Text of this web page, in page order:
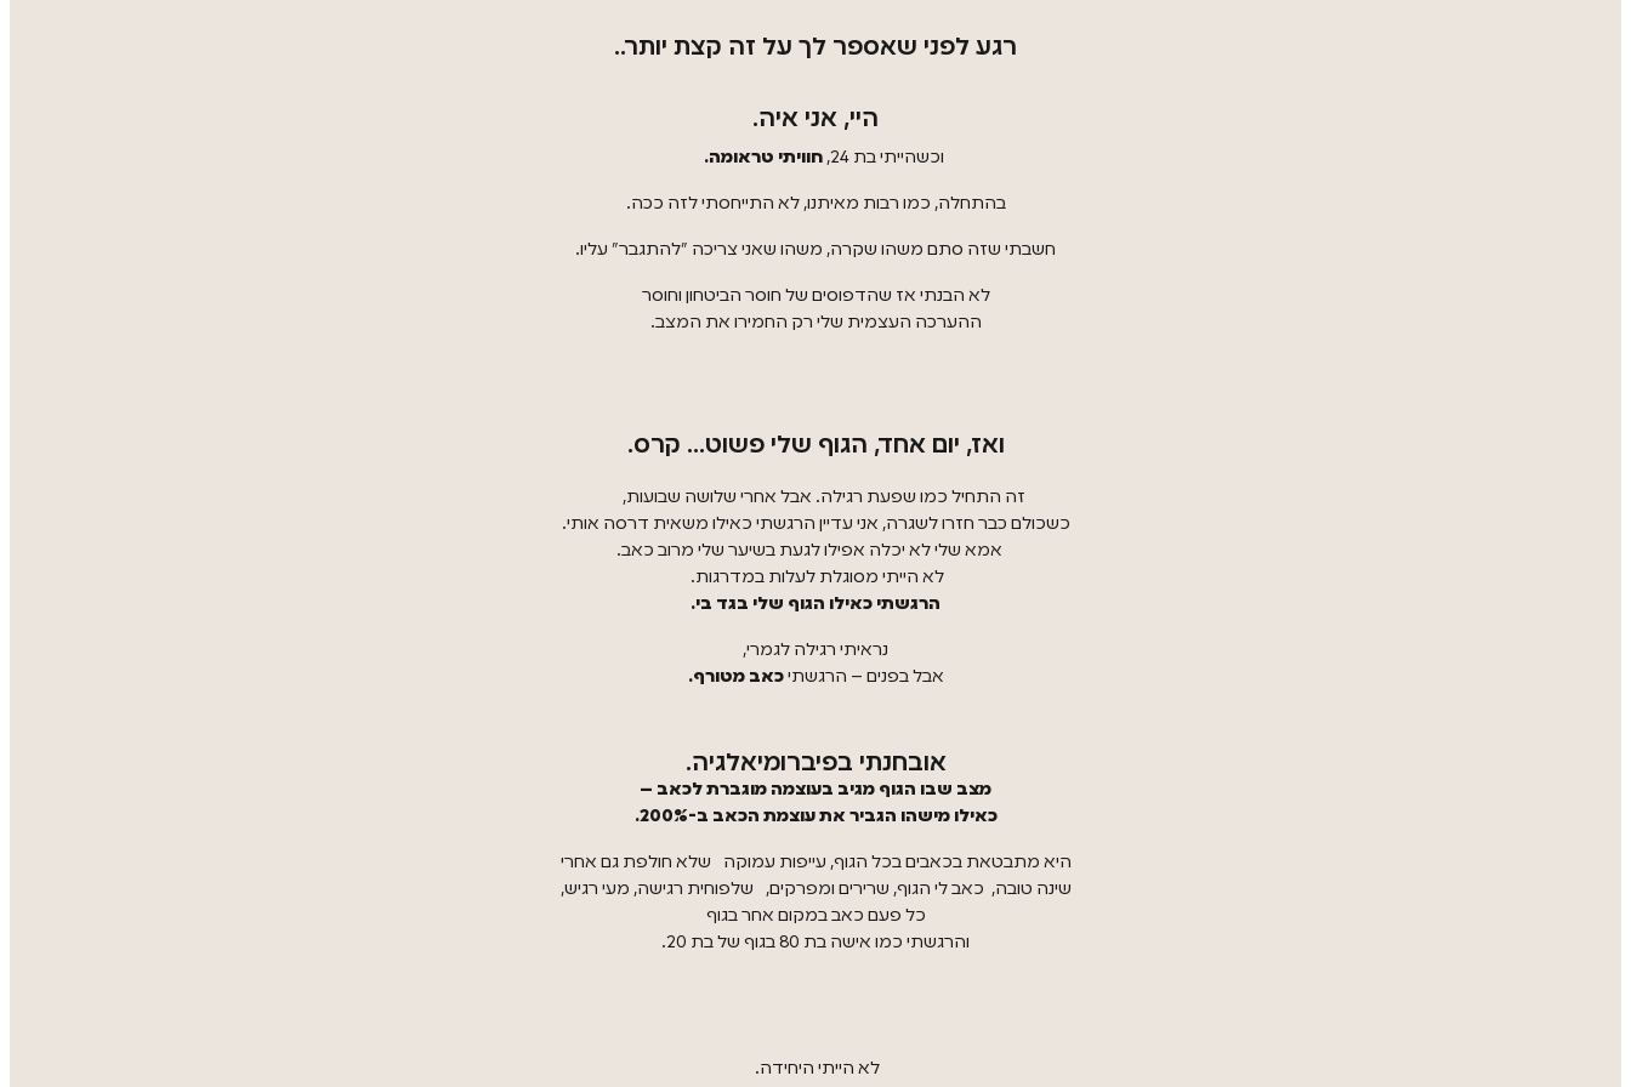
רגע לפני שאספר לך על זה קצת יותר..
היי, אני איה.
וכשהייתי בת 24, חוויתי טראומה.
בהתחלה, כמו רבות מאיתנו, לא התייחסתי לזה ככה.
חשבתי שזה סתם משהו שקרה, משהו שאני צריכה "להתגבר" עליו.
לא הבנתי אז שהדפוסים של חוסר הביטחון וחוסר
ההערכה העצמית שלי רק החמירו את המצב.
ואז, יום אחד, הגוף שלי פשוט... קרס.
זה התחיל כמו שפעת רגילה. אבל אחרי שלושה שבועות,
כשכולם כבר חזרו לשגרה, אני עדיין הרגשתי כאילו משאית דרסה אותי.
אמא שלי לא יכלה אפילו לגעת בשיער שלי מרוב כאב.
לא הייתי מסוגלת לעלות במדרגות.
הרגשתי כאילו הגוף שלי בגד בי.
נראיתי רגילה לגמרי,
אבל בפנים – הרגשתיכאב מטורף.
אובחנתי בפיברומיאלגיה.
מצב שבו הגוף מגיב בעוצמה מוגברת לכאב –
כאילו מישהו הגביר את עוצמת הכאב ב-200%.
היא מתבטאת בכאבים בכל הגוף, עייפות עמוקה שלא חולפת גם אחרי
שינה טובה, כאב לי הגוף, שרירים ומפרקים, שלפוחית רגישה, מעי רגיש,
כל פעם כאב במקום אחר בגוף
והרגשתי כמו אישה בת 80 בגוף של בת 20.
לא הייתי היחידה.